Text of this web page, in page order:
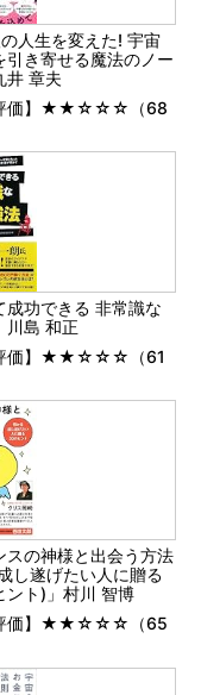
の人生を変えた! 宇宙
引き寄せる魔法のノー
井 章夫
評価】★★☆☆☆（68
成功できる 非常識な
川島 和正
評価】★★☆☆☆（61
スの神様と出会う方法
し遂げたい人に贈る
ント)」村川 智博
評価】★★☆☆☆（65